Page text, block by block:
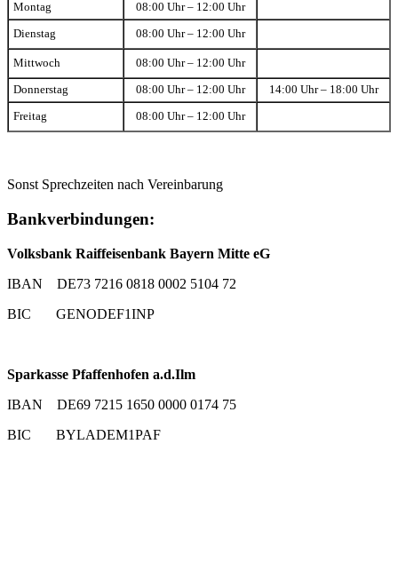
Montag 08:00 Uhr – 12:00 Uhr
Dienstag 08:00 Uhr – 12:00 Uhr
Mittwoch 08:00 Uhr – 12:00 Uhr
Donnerstag 08:00 Uhr – 12:00 Uhr 14:00 Uhr – 18:00 Uhr
Freitag 08:00 Uhr – 12:00 Uhr
Sonst Sprechzeiten nach Vereinbarung
Bankverbindungen:
Volksbank Raiffeisenbank Bayern Mitte eG
IBAN DE73 7216 0818 0002 5104 72
BIC GENODEF1INP
Sparkasse Pfaffenhofen a.d.Ilm
IBAN DE69 7215 1650 0000 0174 75
BIC BYLADEM1PAF